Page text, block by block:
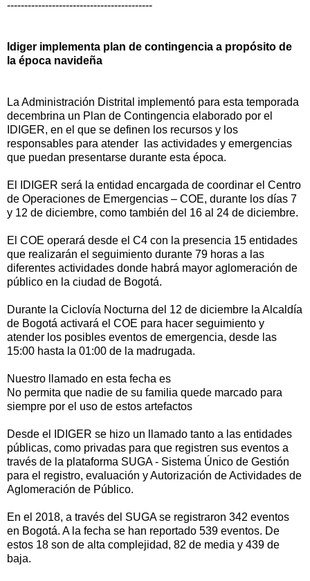
------------------------------------------
Idiger implementa plan de contingencia a propósito de
la época navideña
La Administración Distrital implementó para esta temporada
decembrina un Plan de Contingencia elaborado por el
IDIGER, en el que se definen los recursos y los
responsables para atender las actividades y emergencias
que puedan presentarse durante esta época.
El IDIGER será la entidad encargada de coordinar el Centro
de Operaciones de Emergencias – COE, durante los días 7
y 12 de diciembre, como también del 16 al 24 de diciembre.
El COE operará desde el C4 con la presencia 15 entidades
que realizarán el seguimiento durante 79 horas a las
diferentes actividades donde habrá mayor aglomeración de
público en la ciudad de Bogotá.
Durante la Ciclovía Nocturna del 12 de diciembre la Alcaldía
de Bogotá activará el COE para hacer seguimiento y
atender los posibles eventos de emergencia, desde las
15:00 hasta la 01:00 de la madrugada.
Nuestro llamado en esta fecha es
No permita que nadie de su familia quede marcado para
siempre por el uso de estos artefactos
Desde el IDIGER se hizo un llamado tanto a las entidades
públicas, como privadas para que registren sus eventos a
través de la plataforma SUGA - Sistema Único de Gestión
para el registro, evaluación y Autorización de Actividades de
Aglomeración de Público.
En el 2018, a través del SUGA se registraron 342 eventos
en Bogotá. A la fecha se han reportado 539 eventos. De
estos 18 son de alta complejidad, 82 de media y 439 de
baja.